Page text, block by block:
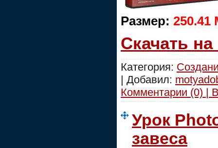
Размер: 250.41
Скачать
Категория:
| Добавил:
Комментарии (0) |
Урок
завеса